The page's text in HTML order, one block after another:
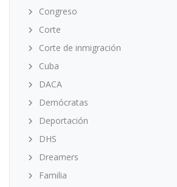
Congreso
Corte
Corte de inmigración
Cuba
DACA
Demócratas
Deportación
DHS
Dreamers
Familia